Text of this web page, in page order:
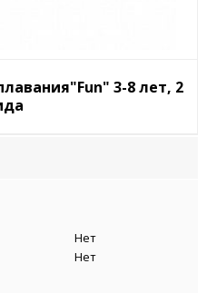
3-8 лет, 2
Нет
Нет